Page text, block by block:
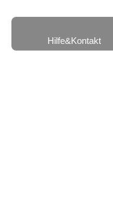
Hilfe&Kontakt